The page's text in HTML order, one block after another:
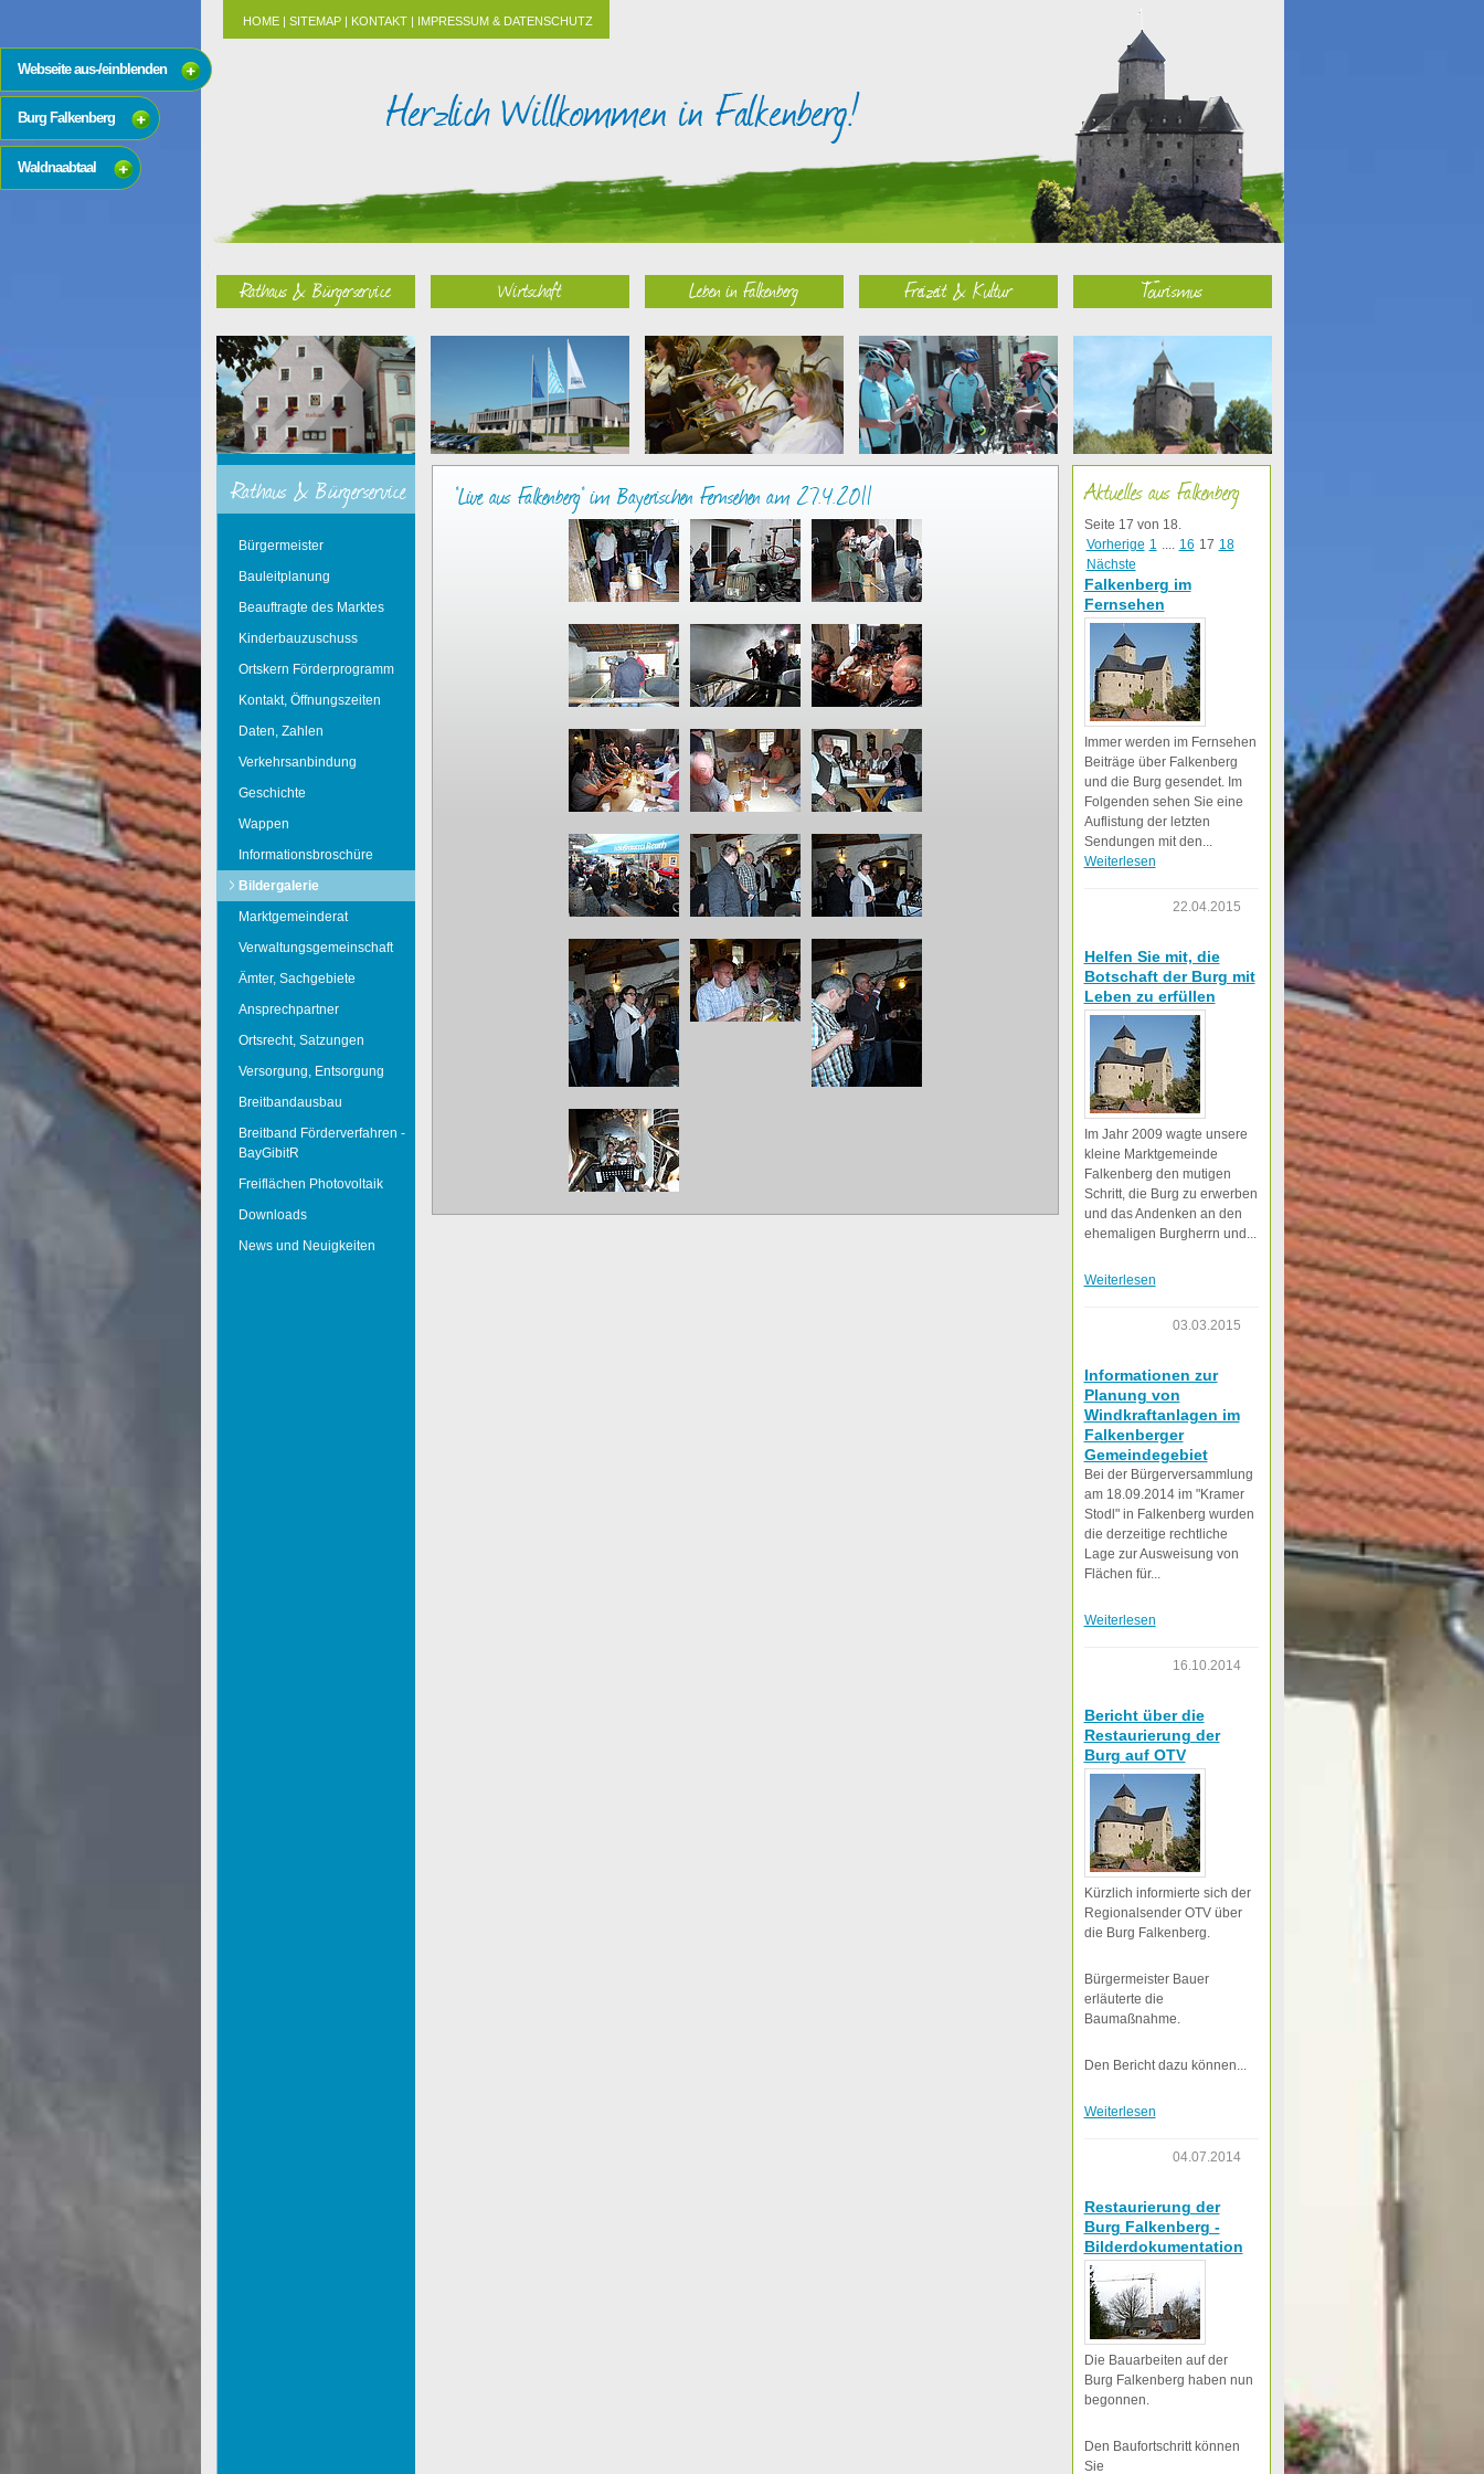
HOME| SITEMAP| KONTAKT| IMPRESSUM & DATENSCHUTZ
Rathaus & Bürgerservice Wirtschaft Leben in Falkenberg Freizeit & Kultur Tourismus
Rathaus & Bürgerservice
Bürgermeister
Bauleitplanung
Beauftragte des Marktes
Kinderbauzuschuss
Ortskern Förderprogramm
Kontakt, Öffnungszeiten
Daten, Zahlen
Verkehrsanbindung
Geschichte
Wappen
Informationsbroschüre
Bildergalerie
Marktgemeinderat
Verwaltungsgemeinschaft
Ämter, Sachgebiete
Ansprechpartner
Ortsrecht, Satzungen
Versorgung, Entsorgung
Breitbandausbau
Breitband Förderverfahren -
BayGibitR
Freiflächen Photovoltaik
Downloads
News und Neuigkeiten
"Live aus Falkenberg" im Bayerischen Fernsehen am 27.4.2011 Aktuelles aus Falkenberg
Seite 17 von 18.
Vorherige 1 .... 16 17 18
Nächste
Falkenberg im
Fernsehen
Immer werden im Fernsehen
Beiträge über Falkenberg
und die Burg gesendet. Im
Folgenden sehen Sie eine
Auflistung der letzten
Sendungen mit den...
Weiterlesen
22.04.2015
Helfen Sie mit, die
Botschaft der Burg mit
Leben zu erfüllen
Im Jahr 2009 wagte unsere
kleine Marktgemeinde
Falkenberg den mutigen
Schritt, die Burg zu erwerben
und das Andenken an den
ehemaligen Burgherrn und...
Weiterlesen
03.03.2015
Informationen zur
Planung von
Windkraftanlagen im
Falkenberger
Gemeindegebiet
Bei der Bürgerversammlung
am 18.09.2014 im "Kramer
Stodl" in Falkenberg wurden
die derzeitige rechtliche
Lage zur Ausweisung von
Flächen für...
Weiterlesen
16.10.2014
Bericht über die
Restaurierung der
Burg auf OTV
Kürzlich informierte sich der
Regionalsender OTV über
die Burg Falkenberg.
Bürgermeister Bauer
erläuterte die
Baumaßnahme.
Den Bericht dazu können...
Weiterlesen
04.07.2014
Restaurierung der
Burg Falkenberg -
Bilderdokumentation
Die Bauarbeiten auf der
Burg Falkenberg haben nun
begonnen.
Den Baufortschritt können
Sie
Webseite aus-/einblenden
Burg Falkenberg
Waldnaabtaal